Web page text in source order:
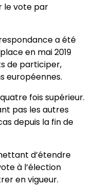
le vote par
a été
en mai 2019
de participer,
européennes.
fois supérieur.
pas les autres
depuis la fin de
d’étendre
à l’élection
en vigueur.